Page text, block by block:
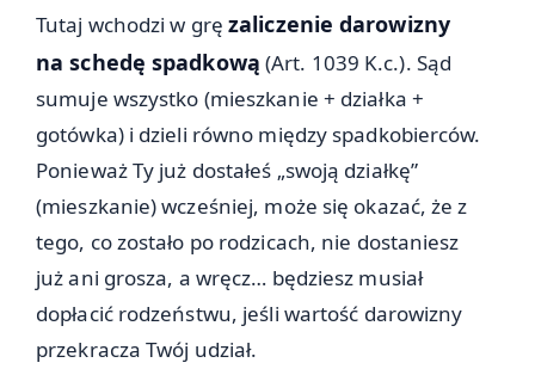
Tutaj wchodzi w grę zaliczenie darowizny
na schedę spadkową (Art. 1039 K.c.). Sąd
sumuje wszystko (mieszkanie + działka +
gotówka) i dzieli równo między spadkobierców.
Ponieważ Ty już dostałeś „swoją działkę”
(mieszkanie) wcześniej, może się okazać, że z
tego, co zostało po rodzicach, nie dostaniesz
już ani grosza, a wręcz… będziesz musiał
dopłacić rodzeństwu, jeśli wartość darowizny
przekracza Twój udział.